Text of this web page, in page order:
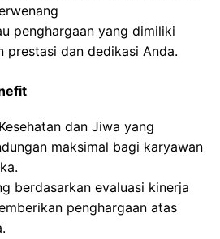
penghargaan yang dimiliki
prestasi dan dedikasi Anda.
dan Jiwa yang
maksimal bagi karyawan
berdasarkan evaluasi kinerja
penghargaan atas